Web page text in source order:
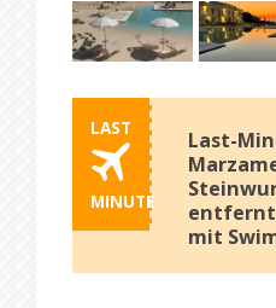
LAST
MINUTE
Last-
mit